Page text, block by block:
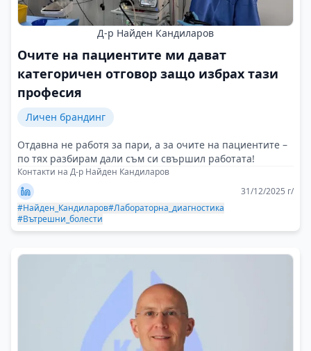
Д-р Найден Кандиларов
Очите на пациентите ми дават
категоричен отговор защо избрах тази
професия
Личен брандинг
Отдавна не работя за пари, а за очите на пациентите –
по тях разбирам дали съм си свършил работата!
Контакти на Д-р Найден Кандиларов
31/12/2025 г/
#Найден_Кандиларов#Лабораторна_диагностика
#Вътрешни_болести